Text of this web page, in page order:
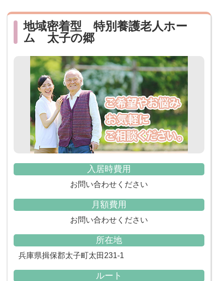
地域密着型 特別養護老人ホー
ム 太子の郷
入居時費用
お問い合わせください
月額費用
お問い合わせください
所在地
兵庫県揖保郡太子町太田231-1
ルート